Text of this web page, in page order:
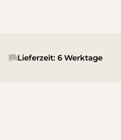
Lieferzeit: 6 Werktage